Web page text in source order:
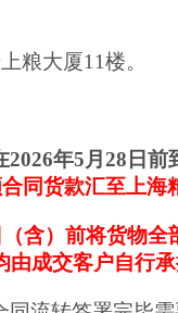
粮大厦11楼。
2026年5月28 日前
同货款汇至上
（含）前将货物全
由成交客户自行